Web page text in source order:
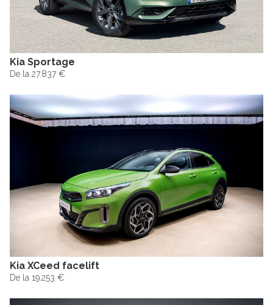
Kia Sportage
De la 27.837 €
Kia XCeed facelift
De la 19.253 €